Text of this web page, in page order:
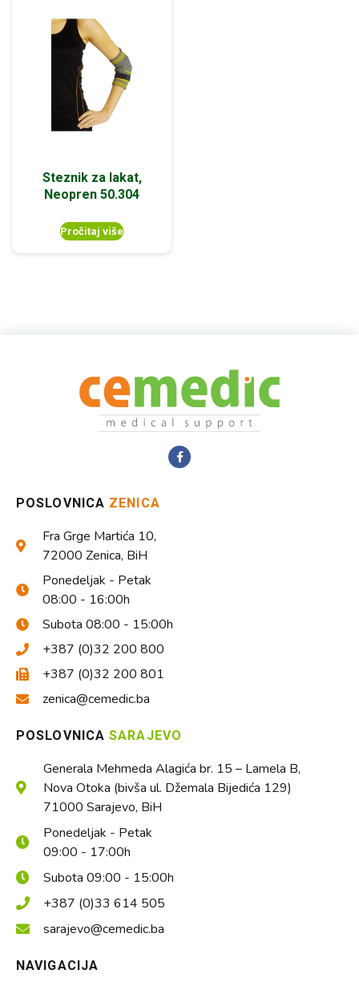
Steznik za lakat,
Neopren 50.304
Pročitaj više
POSLOVNICA ZENICA
Fra Grge Martića 10,
72000 Zenica, BiH
Ponedeljak - Petak
08:00 - 16:00h
Subota 08:00 - 15:00h
+387 (0)32 200 800
+387 (0)32 200 801
zenica@cemedic.ba
POSLOVNICASARAJEVO
Generala Mehmeda Alagića br. 15 – Lamela B,
Nova Otoka (bivša ul. Džemala Bijedića 129)
71000 Sarajevo, BiH
Ponedeljak - Petak
09:00 - 17:00h
Subota 09:00 - 15:00h
+387 (0)33 614 505
sarajevo@cemedic.ba
NAVIGACIJA